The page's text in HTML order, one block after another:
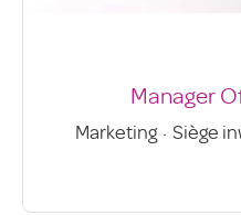
Manager
Marketing · Siège